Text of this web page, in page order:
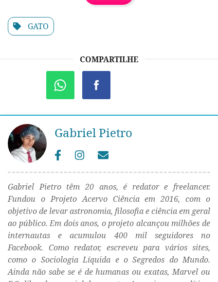
GATO
COMPARTILHE
Gabriel Pietro
Gabriel Pietro têm 20 anos, é redator e freelancer.
Fundou o Projeto Acervo Ciência em 2016, com o
objetivo de levar astronomia, filosofia e ciência em geral
ao público. Em dois anos, o projeto alcançou milhões de
internautas e acumulou 400 mil seguidores no
Facebook. Como redator, escreveu para vários sites,
como o Sociologia Líquida e o Segredos do Mundo.
Ainda não sabe se é de humanas ou exatas, Marvel ou